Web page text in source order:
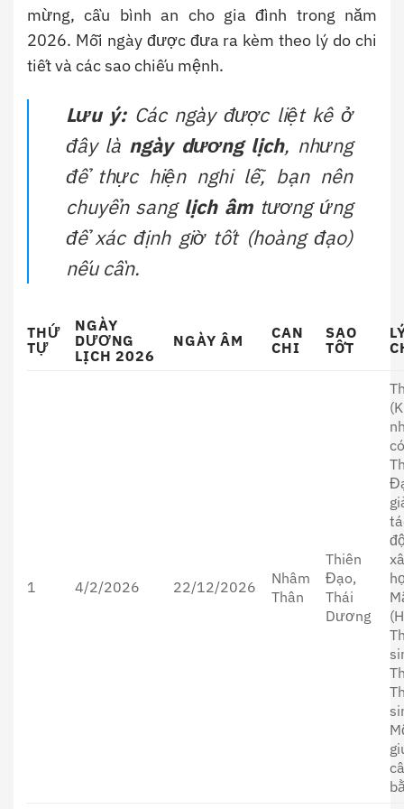
mừng, cầu bình an cho gia đình trong năm
2026. Mỗi ngày được đưa ra kèm theo lý do chi
tiết và các sao chiếu mệnh.
Lưu ý:Các ngày được liệt kê ở
đây là ngày dương lịch, nhưng
để thực hiện nghi lễ, bạn nên
chuyển sang lịch âmtương ứng
để xác định giờ tốt (hoàng đạo)
nếu cần.
THỨ
TỰ
NGÀY
DƯƠNG
LỊCH 2026
NGÀY ÂM
CAN
CHI
SAO
TỐT
1 4/2/2026 22/12/2026
Nhâm
Thân
Thiên
Đạo,
Thái
Dương